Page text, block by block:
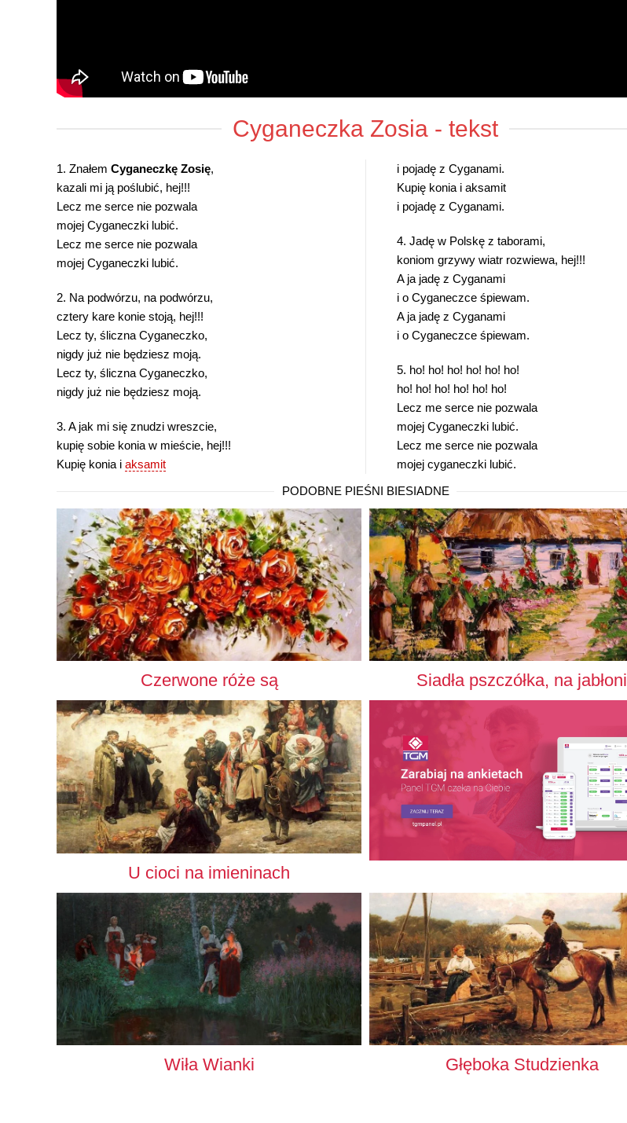
Cyganeczka Zosia - tekst
1. Znałem Cyganeczkę Zosię,
kazali mi ją poślubić, hej!!!
Lecz me serce nie pozwala
mojej Cyganeczki lubić.
Lecz me serce nie pozwala
mojej Cyganeczki lubić.
2. Na podwórzu, na podwórzu,
cztery kare konie stoją, hej!!!
Lecz ty, śliczna Cyganeczko,
nigdy już nie będziesz moją.
Lecz ty, śliczna Cyganeczko,
nigdy już nie będziesz moją.
3. A jak mi się znudzi wreszcie,
kupię sobie konia w mieście, hej!!!
Kupię konia i aksamit
i pojadę z Cyganami.
Kupię konia i aksamit
i pojadę z Cyganami.
4. Jadę w Polskę z taborami,
koniom grzywy wiatr rozwiewa, hej!!!
A ja jadę z Cyganami
i o Cyganeczce śpiewam.
A ja jadę z Cyganami
i o Cyganeczce śpiewam.
5. ho! ho! ho! ho! ho! ho!
ho! ho! ho! ho! ho! ho!
Lecz me serce nie pozwala
mojej Cyganeczki lubić.
Lecz me serce nie pozwala
mojej cyganeczki lubić.
PODOBNE PIEŚNI BIESIADNE
Czerwone róże są Siadła pszczółka, na jabłoni
U cioci na imieninach
Wiła Wianki Głęboka Studzienka